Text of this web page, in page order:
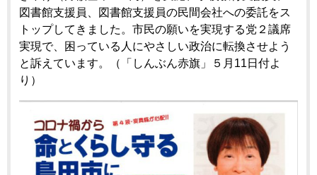
図書館支援員、図書館支援員の民間会社への委託をス
トップしてきました。市民の願いを実現する党２議席
実現で、困っている人にやさしい政治に転換させよう
と訴えています。（「しんぶん赤旗」５月11日付よ
り）